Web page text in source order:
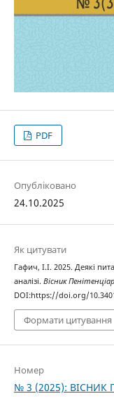
PDF
Опубліковано
24.10.2025
Як цитувати
Гафич, І.І. 2025. Деякі
аналізі. Вісник
DOI:https://doi.org/
Формати цитування
Номер
№ 3 (2025): ВІСНИК